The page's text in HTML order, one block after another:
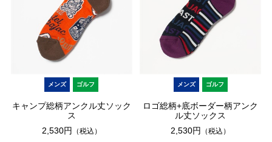
メンズ ゴルフ
キャンプ総柄アンクル丈ソック
ス
2,530円
（税込）
メンズ ゴルフ
ロゴ総柄+底ボーダー柄アンク
ル丈ソックス
2,530円
（税込）